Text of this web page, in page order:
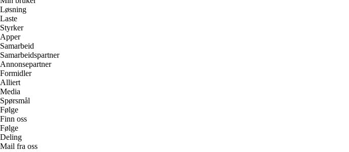
Løsning
Laste
Styrker
Apper
Samarbeid
Samarbeidspartner
Annonsepartner
Formidler
Alliert
Media
Spørsmål
Følge
Finn oss
Følge
Deling
Mail fra oss